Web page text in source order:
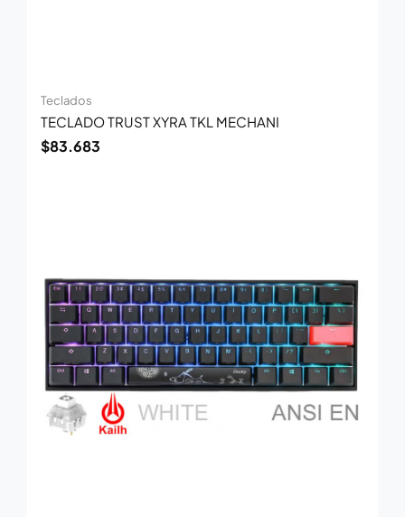
Teclados
TECLADO TRUST XYRA TKL MECHANI
$83.683